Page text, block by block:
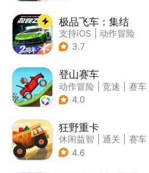
极品飞车：集结
支持iOS
动作冒险
| 竞速
3.7
登山赛车
动作冒险 竞速
赛车
| 卡通
4.0
狂野重卡
休闲益智 通关
赛车
4.6